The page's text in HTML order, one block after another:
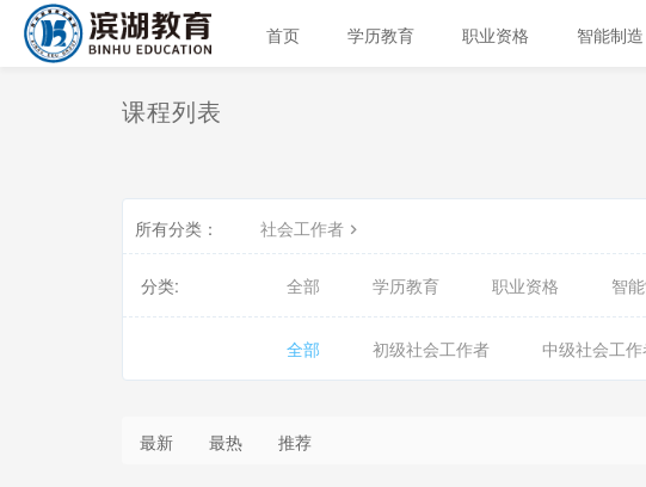
首页 学历教育 职业资格 智能制造
课程列表
所有分类： 社会工作者
分类: 全部 学历教育 职业资格 智
全部 初级社会工作者 中级社会工
最新 最热 推荐